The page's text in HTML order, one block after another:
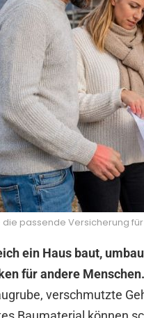
die passende Versicherung
ein Haus baut,
für andere Menschen.
verschmutzte